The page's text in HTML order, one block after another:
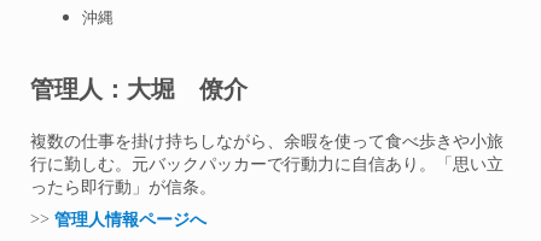
沖縄
管理人：大堀 僚介
複数の仕事を掛け持ちしながら、余暇を使って食べ歩きや小旅
行に勤しむ。元バックパッカーで行動力に自信あり。「思い立
ったら即行動」が信条。
>> 管理人情報ページへ